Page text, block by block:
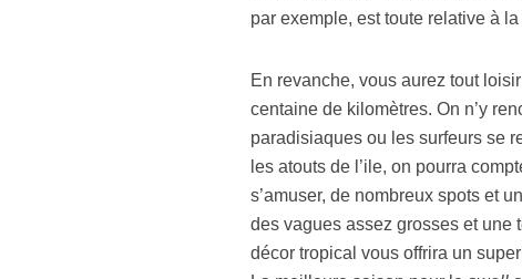
par exemple, est toute relative à
En revanche, vous aurez tout
centaine de kilomètres. On n’y
paradisiaques ou les surfeurs se
les atouts de l’ile, on pourra
s’amuser, de nombreux spots et
des vagues assez grosses et une
décor tropical vous offrira un